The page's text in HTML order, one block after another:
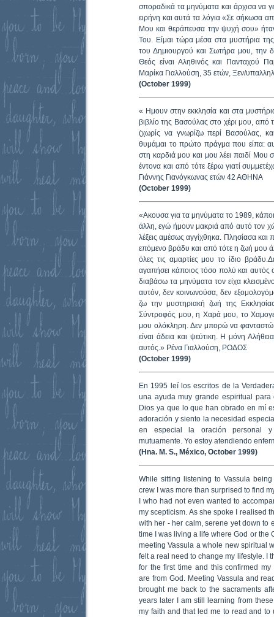
σποραδικά τα μηνύματα και άρχισα να
ειρήνη και αυτά τα λόγια «Σε σήκωσα
Μου και θεράπευσα την ψυχή σου»
Του. Είμαι τώρα μέσα στα μυστήρια
του Δημιουργού και Σωτήρα μου, την
Θεός είναι Αληθινός και Πανταχού
Μαρίκα Γιαλλούση, 35 ετών, Ξεν/
(October 1999)
« Ημουν στην εκκλησία και στα
βιβλίο της Βασούλας στο χέρι μου, από
(χωρίς να γνωρίζω περί Βασούλας,
θυμάμαι το πρώτο πράγμα που είπα:
στη καρδιά μου και μου λέει παιδί
έντονα και από τότε ξέρω γιατί
Γιάννης Γιανόγκωνας ετών 42 ΑΘΗΝΑ
(October 1999)
«Ακουσα για τα μηνύματα το 1989,
άλλη, εγώ ήμουν μακριά από αυτό τον
λέξεις αμέσως αγγίχθηκα. Πλησίασα
επόμενο βράδυ και από τότε η ζωή μου
όλες τις αμαρτίες μου το ίδιο
αγαπήσει κάποιος τόσο πολύ και αυτός
διαβάσω τα μηνύματα τον είχα
αυτόν, δεν κοινωνούσα, δεν
ζω την μυστηριακή ζωή της
Σύντροφός μου, η Χαρά μου, το
μου ολόκληρη. Δεν μπορώ να φανταστώ
είναι άδεια και ψεύτικη. Η μόνη
αυτός.» Ρένα Γιαλλούση, ΡΟΔΟΣ
(October 1999)
En 1995 leí los escritos de la
una ayuda muy grande espiritual
Dios ya que lo que han obrado en mí
adoración y siento la necesidad
en especial la oración personal y
mutuamente. Yo estoy atendiendo
(Hna. M. S., México, October 1999)
While sitting listening to Vassula
crew I was more than surprised to find
I who had not even wanted to
my scepticism. As she spoke I realised
with her - her calm, serene yet down to
time I was living a life where God or the
meeting Vassula a whole new spiritual
felt a real need to change my lifestyle. I
for the first time and this confirmed
are from God. Meeting Vassula and
brought me back to the sacraments
years later I am still learning from
my faith and that led me to read and